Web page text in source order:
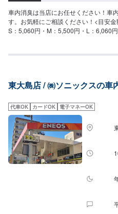
車内消臭は当店にお任せください！車
す。お気軽にご相談ください！<目安
S：5,060円・M：5,500円・L：6,060
す。車検、コーティング、タイヤ、新
東大島店 / ㈱ソニックスの車
代車OK カードOK 電子マネーOK